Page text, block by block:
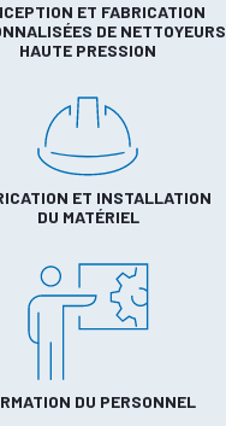
ET FABRICATION
DE NETTOYEURS
HAUTE PRESSION
ET INSTALLATION
DU MATÉRIEL
DU PERSONNEL